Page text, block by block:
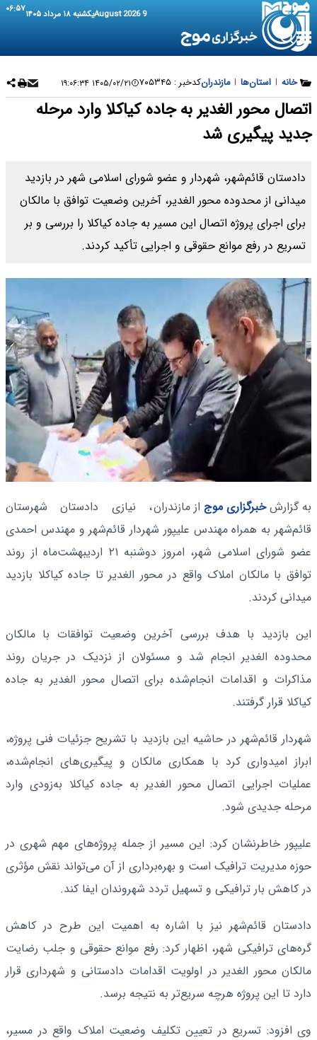
9 August 2026 یکشنبه ۱۸ مرداد ۱۴۰۵ ۰۶:۵۷
خانه | استان‌ها | مازندرانکدخبر : ۷۰۵۳۴۵ ۱۴۰۵/۰۲/۲۱ ۱۹:۰۶:۳۴
اتصال محور الغدیر به جاده کیاکلا وارد مرحله
جدید پیگیری شد
دادستان قائم‌شهر، شهردار و عضو شورای اسلامی شهر در بازدید
میدانی از محدوده محور الغدیر، آخرین وضعیت توافق با مالکان
برای اجرای پروژه اتصال این مسیر به جاده کیاکلا را بررسی و بر
تسریع در رفع موانع حقوقی و اجرایی تأکید کردند.
به گزارشخبرگزاری موج از مازندران، نیازی دادستان شهرستان
قائم‌شهر به همراه مهندس علیپور شهردار قائم‌شهر و مهندس احمدی
عضو شورای اسلامی شهر، امروز دوشنبه ۲۱ اردیبهشت‌ماه از روند
توافق با مالکان املاک واقع در محور الغدیر تا جاده کیاکلا بازدید
میدانی کردند.
این بازدید با هدف بررسی آخرین وضعیت توافقات با مالکان
محدوده الغدیر انجام شد و مسئولان از نزدیک در جریان روند
مذاکرات و اقدامات انجام‌شده برای اتصال محور الغدیر به جاده
کیاکلا قرار گرفتند.
شهردار قائم‌شهر در حاشیه این بازدید با تشریح جزئیات فنی پروژه،
ابراز امیدواری کرد با همکاری مالکان و پیگیری‌های انجام‌شده،
عملیات اجرایی اتصال محور الغدیر به جاده کیاکلا به‌زودی وارد
مرحله جدیدی شود.
علیپور خاطرنشان کرد: این مسیر از جمله پروژه‌های مهم شهری در
حوزه مدیریت ترافیک است و بهره‌برداری از آن می‌تواند نقش مؤثری
در کاهش بار ترافیکی و تسهیل تردد شهروندان ایفا کند.
دادستان قائم‌شهر نیز با اشاره به اهمیت این طرح در کاهش
گره‌های ترافیکی شهر، اظهار کرد: رفع موانع حقوقی و جلب رضایت
مالکان محور الغدیر در اولویت اقدامات دادستانی و شهرداری قرار
دارد تا این پروژه هرچه سریع‌تر به نتیجه برسد.
وی افزود: تسریع در تعیین تکلیف وضعیت املاک واقع در مسیر،